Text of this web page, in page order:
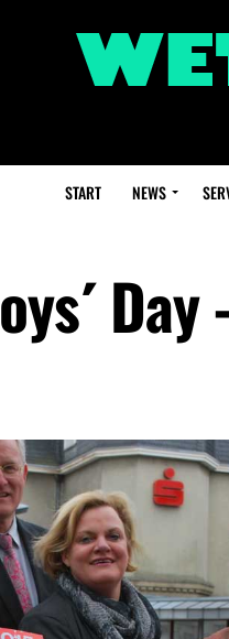
START NEWS